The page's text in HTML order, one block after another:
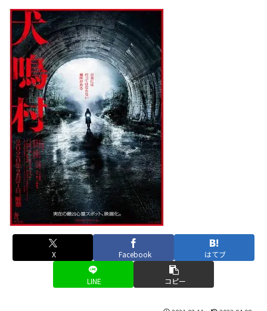
X Facebook はてブ
LINE コピー